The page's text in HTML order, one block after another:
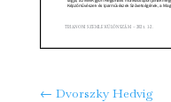
← Dvorszky Hedvig